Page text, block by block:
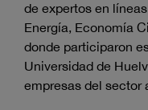
de expertos en
Energía, Economía
donde participaron
Universidad de
empresas del sector